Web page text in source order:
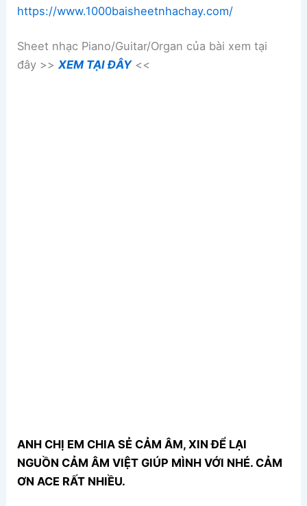
https://www.1000baisheetnhachay.com/
Sheet nhạc Piano/Guitar/Organ của bài xem tại
đây >>XEM TẠI ĐÂY<<
ANH CHỊ EM CHIA SẺ CẢM ÂM, XIN ĐỂ LẠI
NGUỒN CẢM ÂM VIỆT GIÚP MÌNH VỚI NHÉ. CẢM
ƠN ACE RẤT NHIỀU.